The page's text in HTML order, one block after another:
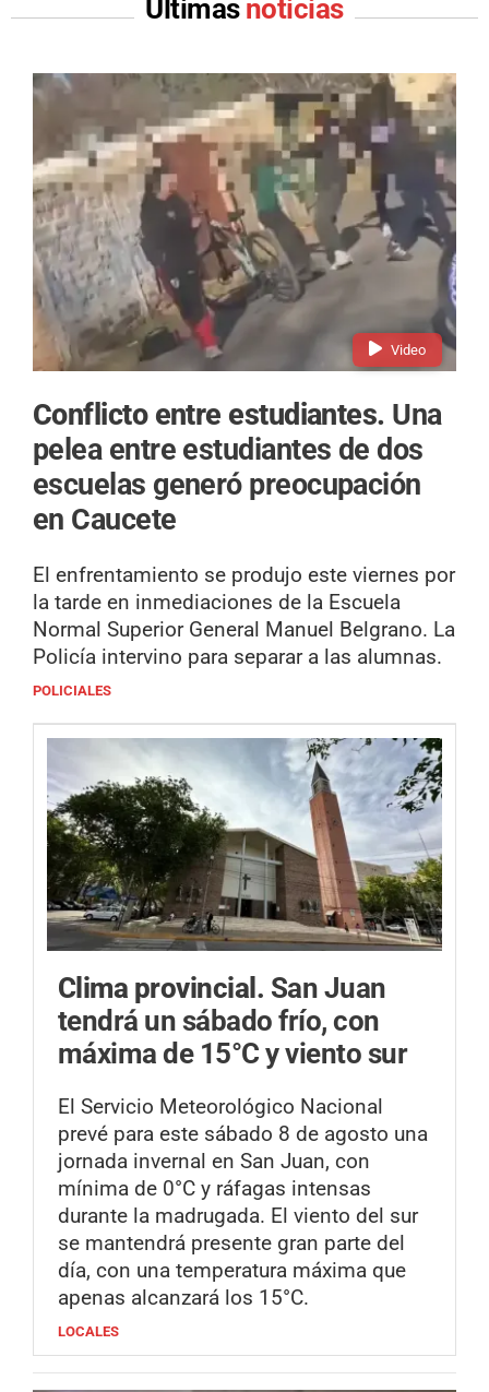
Últimas noticias
Video
Conflicto entre estudiantes. Una
pelea entre estudiantes de dos
escuelas generó preocupación
en Caucete
El enfrentamiento se produjo este viernes por
la tarde en inmediaciones de la Escuela
Normal Superior General Manuel Belgrano. La
Policía intervino para separar a las alumnas.
POLICIALES
Clima provincial. San Juan
tendrá un sábado frío, con
máxima de 15°C y viento sur
El Servicio Meteorológico Nacional
prevé para este sábado 8 de agosto una
jornada invernal en San Juan, con
mínima de 0°C y ráfagas intensas
durante la madrugada. El viento del sur
se mantendrá presente gran parte del
día, con una temperatura máxima que
apenas alcanzará los 15°C.
LOCALES